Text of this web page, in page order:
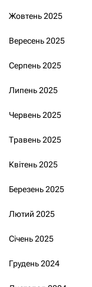
Жовтень 2025
Вересень 2025
Серпень 2025
Липень 2025
Червень 2025
Травень 2025
Квітень 2025
Березень 2025
Лютий 2025
Січень 2025
Грудень 2024